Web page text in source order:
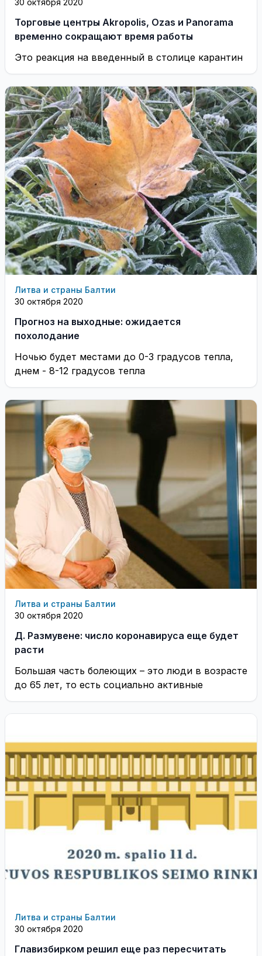
Торговые центры Akropolis, Ozas и Panorama
временно сокращают время работы
Это реакция на введенный в столице карантин
Литва и страны Балтии
30 октября 2020
Прогноз на выходные: ожидается
похолодание
Ночью будет местами до 0-3 градусов тепла,
днем - 8-12 градусов тепла
Литва и страны Балтии
30 октября 2020
Д. Размувене: число коронавируса еще будет
расти
Большая часть болеющих – это люди в возрасте
до 65 лет, то есть социально активные
Литва и страны Балтии
30 октября 2020
Главизбирком решил еще раз пересчитать